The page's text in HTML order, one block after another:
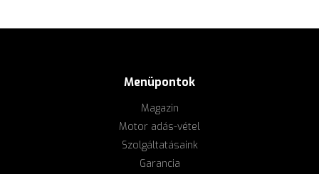
Menüpontok
Magazin
Motor adás-vétel
Szolgáltatásaink
Garancia